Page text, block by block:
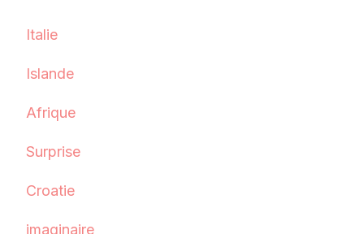
Italie
Islande
Afrique
Surprise
Croatie
imaginaire